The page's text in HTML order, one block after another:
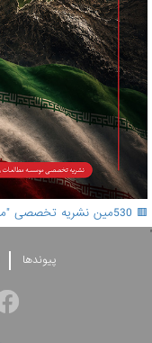
🟥 530مین نشریه تخصصی "مطالعات شرق" منتشر شد.
'
پيوندها